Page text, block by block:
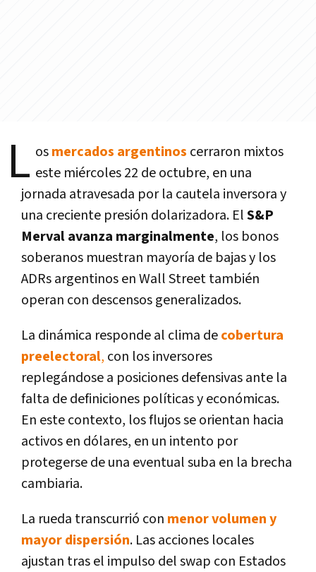
L osmercados argentinos cerraron mixtos
este miércoles 22 de octubre, en una
jornada atravesada por la cautela inversora y
una creciente presión dolarizadora. ElS&P
Merval avanza marginalmente, los bonos
soberanos muestran mayoría de bajas y los
ADRs argentinos en Wall Street también
operan con descensos generalizados.
La dinámica responde al clima decobertura
preelectoral, con los inversores
replegándose a posiciones defensivas ante la
falta de definiciones políticas y económicas.
En este contexto, los flujos se orientan hacia
activos en dólares, en un intento por
protegerse de una eventual suba en la brecha
cambiaria.
La rueda transcurrió con menor volumen y
mayor dispersión. Las acciones locales
ajustan tras el impulso del swap con Estados